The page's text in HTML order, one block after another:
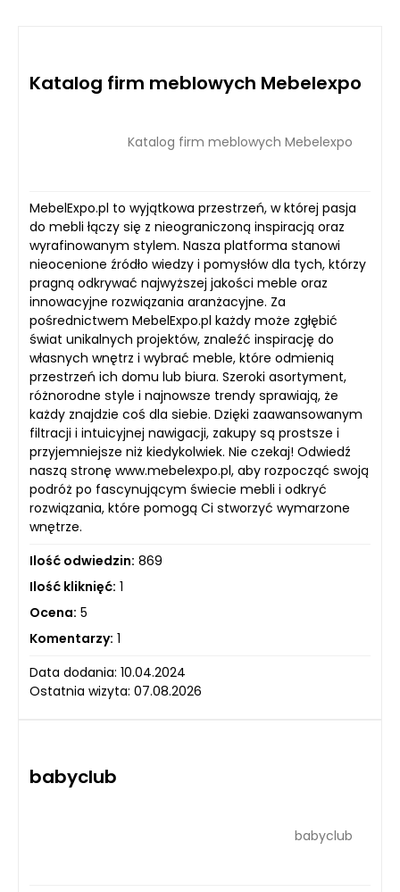
mailową.
doskonałe narzędzie dla firm i właścicieli stron,
którzy chcą zwiększyć swoją widoczność w
użytkowników. Nasz katalog jest przejrzysty,
intuicyjny i łatwy w obsłudze, co sprawia, że
indywidualni, jak i przedsiębiorcy poszukujący
sprawdzonych źródeł informacji i promocji
swojej działalności.
lepsza widoczność w wynikach wyszukiwania
rozpoznawalność i przyciągnąć większą liczbę
„Cennik” na naszej stronie.
Katalog firm meblowych Mebelexpo
Katalog firm meblowych Mebelexpo
MebelExpo.pl to wyjątkowa przestrzeń, w której pasja
do mebli łączy się z nieograniczoną inspiracją oraz
wyrafinowanym stylem. Nasza platforma stanowi
nieocenione źródło wiedzy i pomysłów dla tych, którzy
pragną odkrywać najwyższej jakości meble oraz
innowacyjne rozwiązania aranżacyjne. Za
pośrednictwem MebelExpo.pl każdy może zgłębić
świat unikalnych projektów, znaleźć inspirację do
własnych wnętrz i wybrać meble, które odmienią
przestrzeń ich domu lub biura. Szeroki asortyment,
różnorodne style i najnowsze trendy sprawiają, że
każdy znajdzie coś dla siebie. Dzięki zaawansowanym
filtracji i intuicyjnej nawigacji, zakupy są prostsze i
przyjemniejsze niż kiedykolwiek. Nie czekaj! Odwiedź
naszą stronę www.mebelexpo.pl, aby rozpocząć swoją
podróż po fascynującym świecie mebli i odkryć
rozwiązania, które pomogą Ci stworzyć wymarzone
wnętrze.
Ilość odwiedzin: 869
Ilość kliknięć: 1
Ocena: 5
Komentarzy: 1
Data dodania: 10.04.2024
Ostatnia wizyta: 07.08.2026
babyclub
babyclub